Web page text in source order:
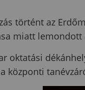
történt az
miatt lemondott
oktatási
központi